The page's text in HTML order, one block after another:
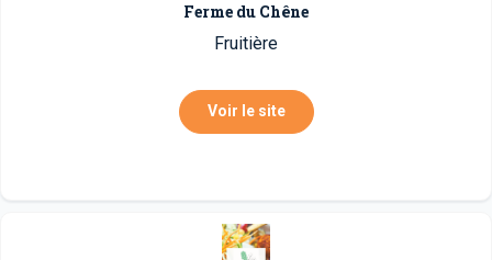
Ferme du Chêne
Fruitière
Voir le site